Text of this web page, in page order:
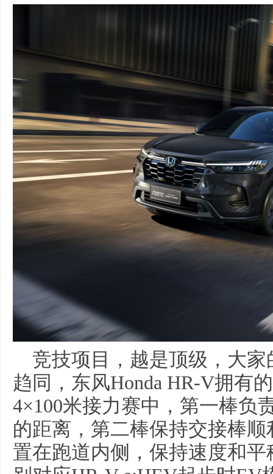
竞技项目，越是顶级，大
趋同，东风Honda HR-V拥有
4×100米接力赛中，第一棒负
的距离，第二棒保持交接棒
置在跑道内侧，保持速度和